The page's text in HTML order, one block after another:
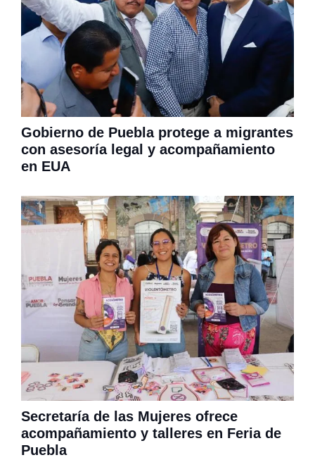
Gobierno de Puebla protege a migrantes
con asesoría legal y acompañamiento
en EUA
Secretaría de las Mujeres ofrece
acompañamiento y talleres en Feria de
Puebla